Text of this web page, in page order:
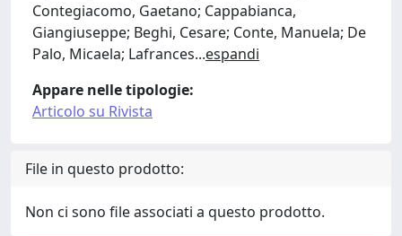
Contegiacomo, Gaetano; Cappabianca,
Giangiuseppe; Beghi, Cesare; Conte, Manuela; De
Palo, Micaela; Lafrances...espandi
Appare nelle tipologie:
Articolo su Rivista
File in questo prodotto:
Non ci sono file associati a questo prodotto.